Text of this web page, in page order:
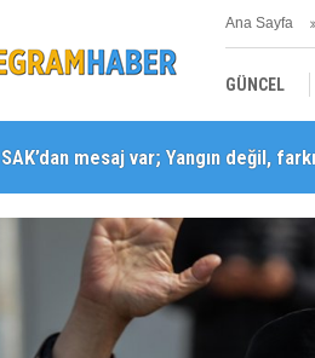
Ana Sayfa
GÜNCEL
YEREL
SAK’dan mesaj var; Yangın değil,
Karabağlar ‘da Gazeteci Barış Selçuk